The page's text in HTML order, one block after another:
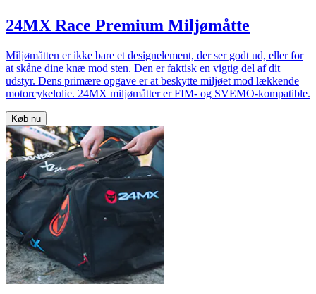
24MX Race Premium Miljømåtte
Miljømåtten er ikke bare et designelement, der ser godt ud, eller for
at skåne dine knæ mod sten. Den er faktisk en vigtig del af dit
udstyr. Dens primære opgave er at beskytte miljøet mod lækkende
motorcykelolie. 24MX miljømåtter er FIM- og SVEMO-kompatible.
Køb nu